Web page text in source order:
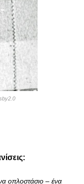
οπλοστάσιο – ένα